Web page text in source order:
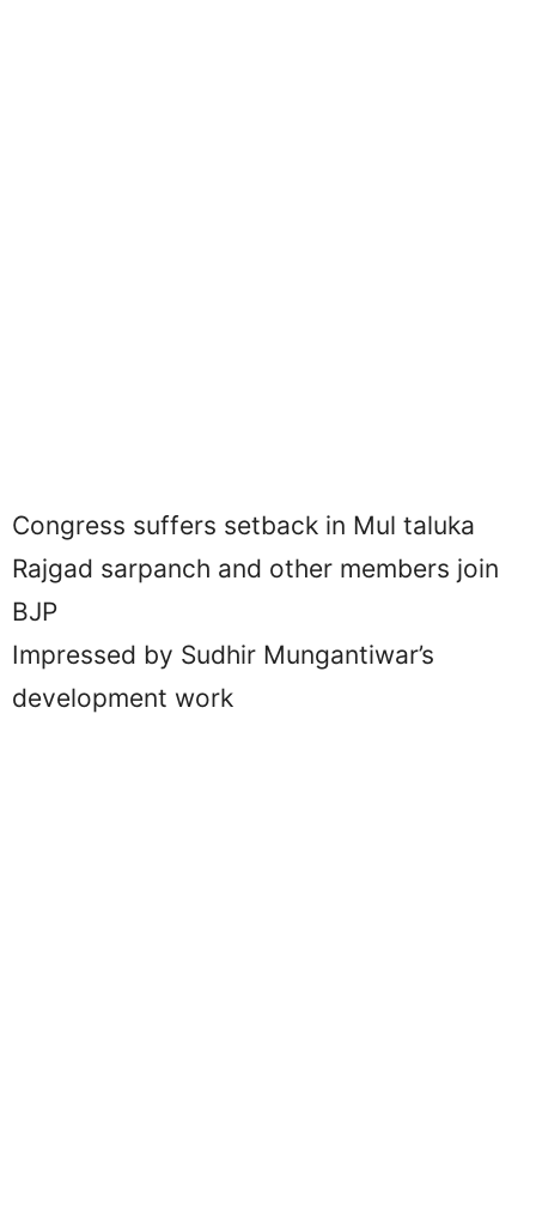
Congress suffers setback in Mul taluka
Rajgad sarpanch and other members join
BJP
Impressed by Sudhir Mungantiwar’s
development work